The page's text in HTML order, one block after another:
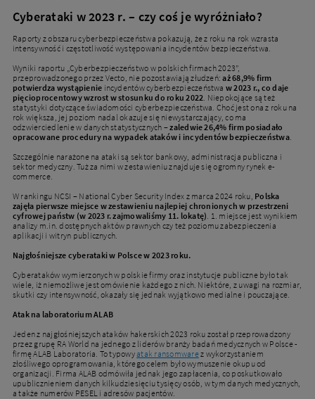
Cyberataki w 2023 r. – czy coś je wyróżniało?
Raporty z obszaru cyberbezpieczeństwa pokazują, że z roku na rok wzrasta
intensywność i częstotliwość występowania incydentów bezpieczeństwa.
Wyniki raportu „Cyberbezpieczeństwo w polskich firmach 2023”,
przeprowadzonego przez Vecto, nie pozostawiają złudzeń:aż 68,9% firm
potwierdza wystąpienie incydentów cyberbezpieczeństwa w 2023 r., co daje
pięcioprocentowy wzrost w stosunku do roku 2022 . Niepokojące są też
statystyki dotyczące świadomości cyberbezpieczeństwa. Choć jest ona z roku na
rok większa, jej poziom nadal okazuje się niewystarczający, co ma
odzwierciedlenie w danych statystycznych –zaledwie 26,4% firm posiadało
opracowane procedury na wypadek ataków i incydentów bezpieczeństwa.
Szczególnie narażone na ataki są sektor bankowy, administracja publiczna i
sektor medyczny. Tuż za nimi w zestawieniu znajduje się ogromny rynek e-
commerce.
W rankingu NCSI – National Cyber Security Index z marca 2024 roku, Polska
zajęła pierwsze miejsce w zestawieniu najlepiej chronionych w przestrzeni
cyfrowej państw (w 2023 r. zajmowaliśmy 11. lokatę) . 1. miejsce jest wynikiem
analizy m.in. dostępnych aktów prawnych czy też poziomu zabezpieczenia
aplikacji i witryn publicznych.
Najgłośniejsze cyberataki w Polsce w 2023 roku.
Cyberataków wymierzonych w polskie firmy oraz instytucje publiczne było tak
wiele, iż niemożliwe jest omówienie każdego z nich. Niektóre, z uwagi na rozmiar,
skutki czy intensywność, okazały się jednak wyjątkowo medialne i pouczające.
Atak na laboratorium ALAB
Jeden z najgłośniejszych ataków hakerskich 2023 roku został przeprowadzony
przez grupę RA World na jednego z liderów branży badań medycznych w Polsce -
firmę ALAB Laboratoria. To typowyatak ransomwarez wykorzystaniem
złośliwego oprogramowania, którego celem było wymuszenie okupu od
organizacji. Firma ALAB odmówiła jednak jego zapłacenia, co poskutkowało
upublicznieniem danych kilkudziesięciu tysięcy osób, w tym danych medycznych,
a także numerów PESEL i adresów pacjentów.